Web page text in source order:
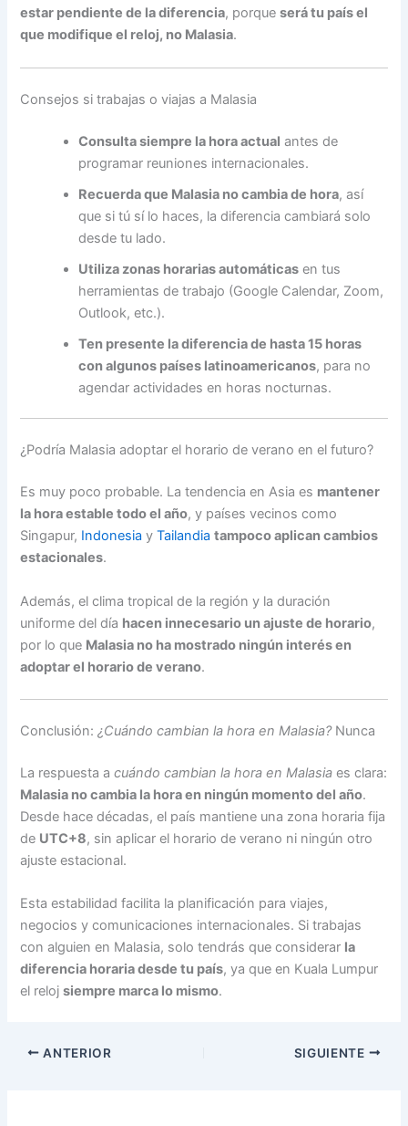
estar pendiente de la diferencia, porqueserá tu país el
que modifique el reloj, no Malasia.
Consejos si trabajas o viajas a Malasia
Consulta siempre la hora actual antes de
programar reuniones internacionales.
Recuerda que Malasia no cambia de hora, así
que si tú sí lo haces, la diferencia cambiará solo
desde tu lado.
Utiliza zonas horarias automáticas en tus
herramientas de trabajo (Google Calendar, Zoom,
Outlook, etc.).
Ten presente la diferencia de hasta 15 horas
con algunos países latinoamericanos, para no
agendar actividades en horas nocturnas.
¿Podría Malasia adoptar el horario de verano en el futuro?
Es muy poco probable. La tendencia en Asia es mantener
la hora estable todo el año, y países vecinos como
Singapur, Indonesia yTailandia tampoco aplican cambios
estacionales.
Además, el clima tropical de la región y la duración
uniforme del día hacen innecesario un ajuste de horario,
por lo que Malasia no ha mostrado ningún interés en
adoptar el horario de verano.
Conclusión:¿Cuándo cambian la hora en Malasia?Nunca
La respuesta acuándo cambian la hora en Malasia es clara:
Malasia no cambia la hora en ningún momento del año.
Desde hace décadas, el país mantiene una zona horaria fija
de UTC+8, sin aplicar el horario de verano ni ningún otro
ajuste estacional.
Esta estabilidad facilita la planificación para viajes,
negocios y comunicaciones internacionales. Si trabajas
con alguien en Malasia, solo tendrás que considerar la
diferencia horaria desde tu país, ya que en Kuala Lumpur
el relojsiempre marca lo mismo.
ANTERIOR SIGUIENTE